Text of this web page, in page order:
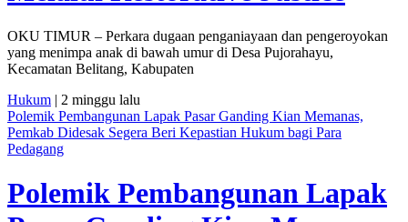
OKU TIMUR – Perkara dugaan penganiayaan dan pengeroyokan
yang menimpa anak di bawah umur di Desa Pujorahayu,
Kecamatan Belitang, Kabupaten
Hukum | 2 minggu lalu
Polemik Pembangunan Lapak Pasar Ganding Kian Memanas,
Pemkab Didesak Segera Beri Kepastian Hukum bagi Para
Pedagang
Polemik Pembangunan Lapak